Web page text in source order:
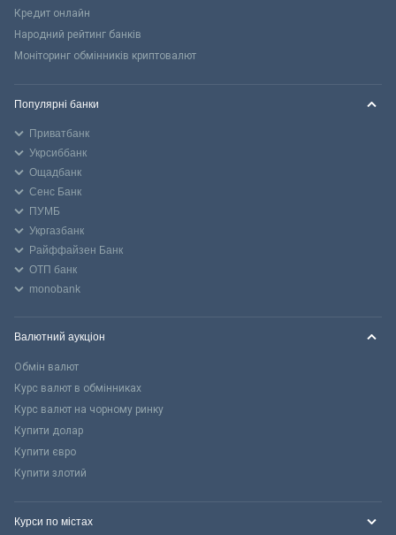
Кредит онлайн
Народний рейтинг банків
Моніторинг обмінників криптовалют
Популярні банки
Приватбанк
Укрсиббанк
Ощадбанк
Сенс Банк
ПУМБ
Укргазбанк
Райффайзен Банк
ОТП банк
monobank
Валютний аукціон
Обмін валют
Курс валют в обмінниках
Курс валют на чорному ринку
Купити долар
Купити євро
Купити злотий
Курси по містах